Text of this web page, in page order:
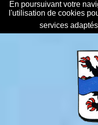
En poursuivant votre
l'utilisation de cookies
services